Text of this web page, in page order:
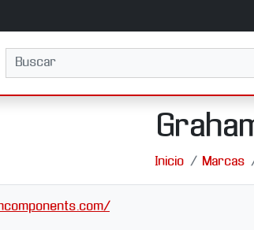
Buscar
Inicio Marcas